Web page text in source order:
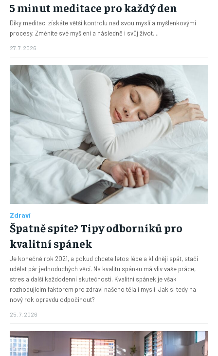
5 minut meditace pro každý den
Díky meditaci získáte větší kontrolu nad svou myslí a myšlenkovými
procesy. Změníte své myšlení a následně i svůj život....
27. 7. 2026
Zdraví
Špatně spíte? Tipy odborníků pro
kvalitní spánek
Je konečně rok 2021, a pokud chcete letos lépe a klidněji spát, stačí
udělat pár jednoduchých věcí. Na kvalitu spánku má vliv vaše práce,
stres a další každodenní skutečnosti. Kvalitní spánek je však
rozhodujícím faktorem pro zdraví našeho těla i mysli. Jak si tedy na
nový rok opravdu odpočinout?
25. 7. 2026